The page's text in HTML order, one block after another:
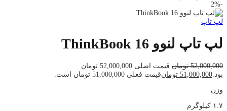
-
2%
لپ تاپ
لپ تاپ لنوو ThinkBook 16
52,000,000 تومان
قیمت اصلی 52,000,000 تومان
بود. 51,000,000 تومانقیمت فعلی 51,000,000 تومان است.
وزن
۱.۷ کیلوگرم